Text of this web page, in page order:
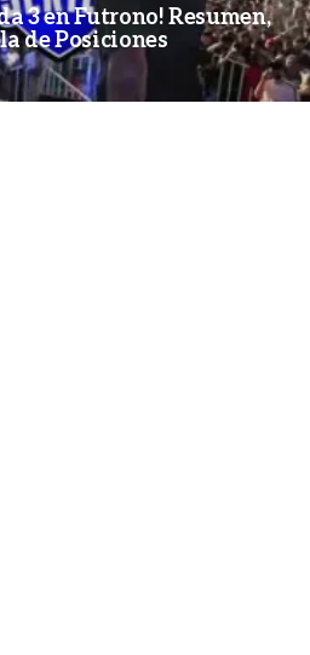
3 en Futrono! Resumen,
de Posiciones